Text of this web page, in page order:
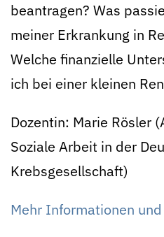
beantragen? Was
meiner Erkrankung in
Welche finanzielle
ich bei einer kleinen
Dozentin: Marie Rösler
Soziale Arbeit in der
Krebsgesellschaft)
Mehr Informationen